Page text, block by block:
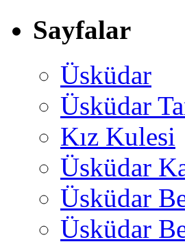
Sayfalar
Üsküdar
Üsküdar
Kız Kulesi
Üsküdar
Üsküdar
Üsküdar